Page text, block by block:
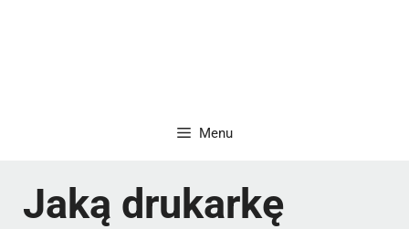
Menu
Jaką drukarkę